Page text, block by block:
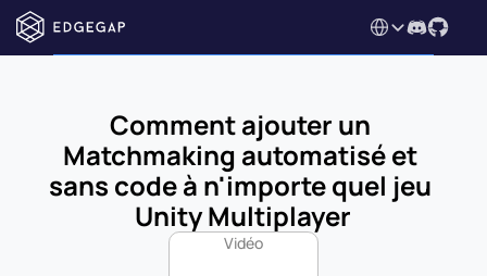
Select Language
Comment ajouter un
Matchmaking automatisé et
sans code à n'importe quel jeu
Unity Multiplayer
Vidéo